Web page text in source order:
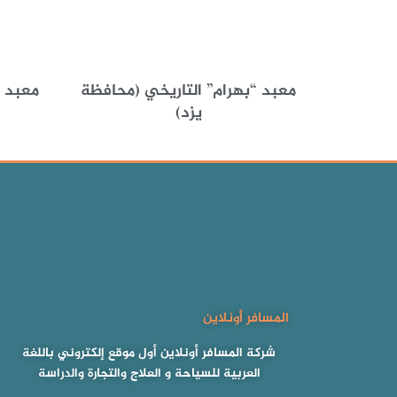
معبد “بهرام” التاريخي (محافظة
يزد)
معبد
المسافر أونلاين
شركة المسافر أونلاين أول موقع إلكتروني باللغة
العربية للسياحة و العلاج والتجارة والدراسة